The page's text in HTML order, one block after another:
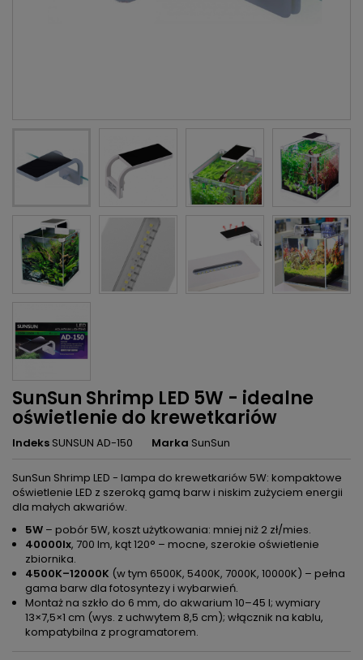
SunSun Shrimp LED 5W - idealne
oświetlenie do krewetkariów
Indeks SUNSUN AD-150 Marka SunSun
SunSun Shrimp LED - lampa do krewetkariów 5W: kompaktowe
oświetlenie LED z szeroką gamą barw i niskim zużyciem energii
dla małych akwariów.
5W – pobór 5W, koszt użytkowania: mniej niż 2 zł/mies.
40000lx, 700 lm, kąt 120° – mocne, szerokie oświetlenie
zbiornika.
4500K–12000K (w tym 6500K, 5400K, 7000K, 10000K) – pełna
gama barw dla fotosyntezy i wybarwień.
Montaż na szkło do 6 mm, do akwarium 10–45 l; wymiary
13×7,5×1 cm (wys. z uchwytem 8,5 cm); włącznik na kablu,
kompatybilna z programatorem.